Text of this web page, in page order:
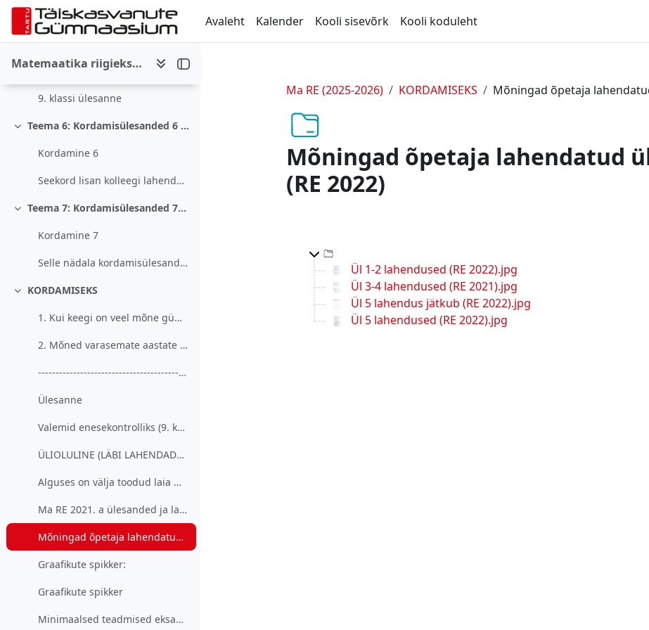
Jäta vahele peasisuni
Avaleht
Kalender Kooli sisevõrk Kooli koduleht
Matemaatika riigieksamikursus 2025-2026 (12.i kl)
Kordamine 4
Teema 5: Kordamisülesanded 5 (21. aprill 2026)
Kordamine 5
9. klassi ülesanne
Ahenda Teema 6: Kordamisülesanded 6 (28. aprill 2026)
Kordamine 6
Seekord lisan kolleegi lahendused. Need on tehtud ...
Ahenda Teema 7: Kordamisülesanded 7(5. mai 2026)
Kordamine 7
Selle nädala kordamisülesanded pole kohustuslikud ...
Ahenda
KORDAMISEKS
1. Kui keegi on veel mõne gümnaasiumi teemaga häda...
2. Mõned varasemate aastate riigieksami ülesannete...
-----------------------------------------Mind kumm...
Ülesanne
Valemid enesekontrolliks (9. kursuselt):https...
ÜLIOLULINE (LÄBI LAHENDADA!)!!!
Alguses on välja toodud laia matemaatika 2021. a r...
Ma RE 2021. a ülesanded ja lahendused
Mõningad õpetaja lahendatud ülesanded (RE 2022)
Graafikute spikker:
Graafikute spikker
Minimaalsed teadmised eksamiks - RAUDVARA
Ma RE (2025-2026) KORDAMISEKS Mõningad õpetaja
Mõningad õpetaja lahendatud
(RE 2022)
Ül 1-2 lahendused (RE 2022).jpg
Ül 3-4 lahendused (RE 2021).jpg
Ül 5 lahendus jätkub (RE 2022).jpg
Ül 5 lahendused (RE 2022).jpg